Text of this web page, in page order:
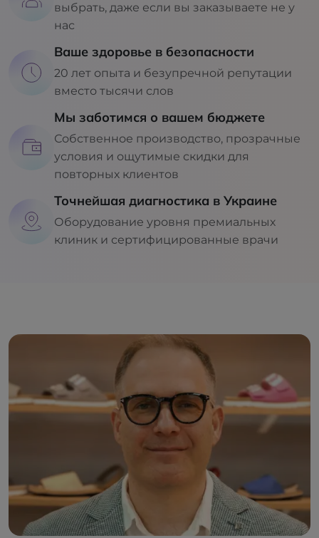
выбрать, даже если вы заказываете не у
нас
Ваше здоровье в безопасности
20 лет опыта и безупречной репутации
вместо тысячи слов
Мы заботимся о вашем бюджете
Собственное производство, прозрачные
условия и ощутимые скидки для
повторных клиентов
Точнейшая диагностика в Украине
Оборудование уровня премиальных
клиник и сертифицированные врачи